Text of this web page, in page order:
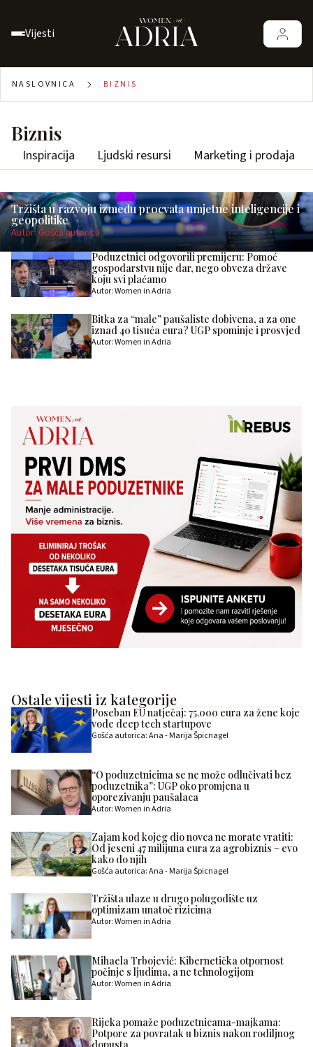
Vijesti
NASLOVNICA BIZNIS
Biznis
Inspiracija Ljudski resursi Marketing i prodaja
Tržišta u razvoju između procvata umjetne inteligencije i
geopolitike
Autor: Gošća autorica
Poduzetnici odgovorili premijeru: Pomoć
gospodarstvu nije dar, nego obveza države
koju svi plaćamo
Autor: Women in Adria
Bitka za “male” paušaliste dobivena, a za one
iznad 40 tisuća eura? UGP spominje i prosvjed
Autor: Women in Adria
Ostale vijesti iz kategorije
Poseban EU natječaj: 75.000 eura za žene koje
vode deep tech startupove
Gošća autorica: Ana - Marija Špicnagel
“O poduzetnicima se ne može odlučivati bez
poduzetnika”: UGP oko promjena u
oporezivanju paušalaca
Autor: Women in Adria
Zajam kod kojeg dio novca ne morate vratiti:
Od jeseni 47 milijuna eura za agrobiznis – evo
kako do njih
Gošća autorica: Ana - Marija Špicnagel
Tržišta ulaze u drugo polugodište uz
optimizam unatoč rizicima
Autor: Women in Adria
Mihaela Trbojević: Kibernetička otpornost
počinje s ljudima, a ne tehnologijom
Autor: Women in Adria
Rijeka pomaže poduzetnicama-majkama:
Potpore za povratak u biznis nakon rodiljnog